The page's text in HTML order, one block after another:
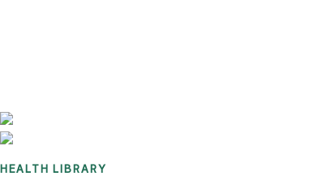
HEALTH LIBRARY